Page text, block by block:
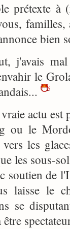
prétexte à
familles,
bien
j'avais
le
actu est
ou le
vers les
les sous-
soutien de
laisse le
se